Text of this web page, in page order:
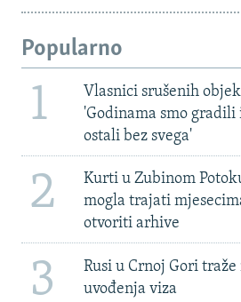
Popularno
1
Vlasnici srušenih
'Godinama smo
ostali bez svega'
2
Kurti u Zubinom
mogla trajati
otvoriti arhive
3
Rusi u Crnoj Gori
uvođenja viza